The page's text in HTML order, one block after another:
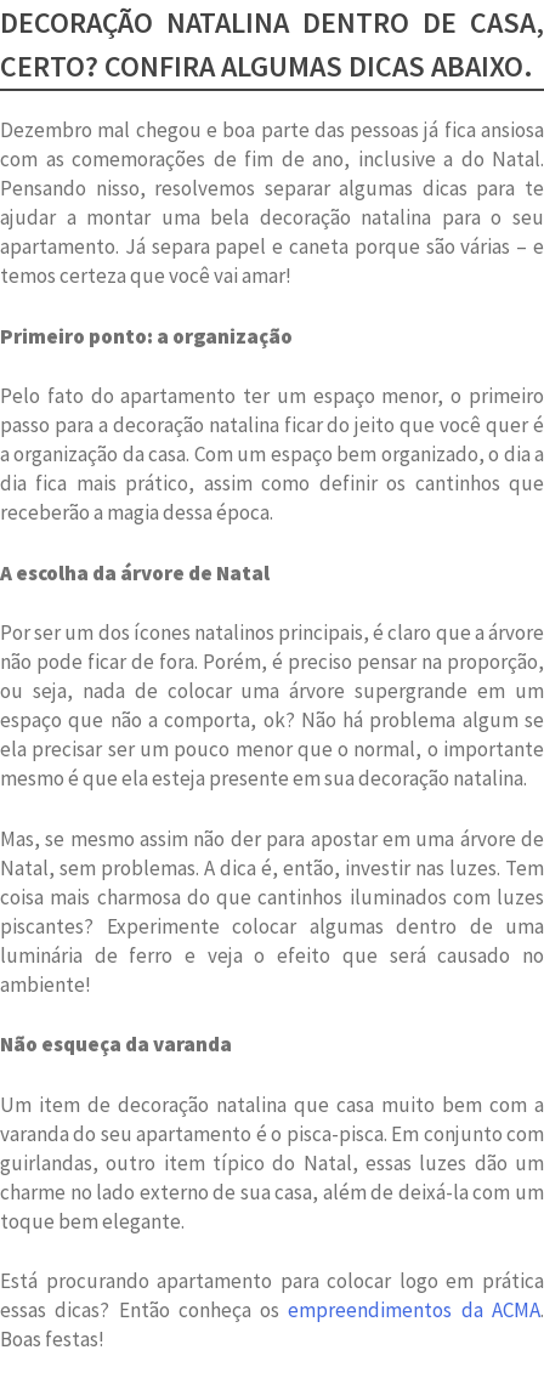
DECORAÇÃO NATALINA DENTRO DE CASA,
CERTO? CONFIRA ALGUMAS DICAS ABAIXO.
Dezembro mal chegou e boa parte das pessoas já fica ansiosa
com as comemorações de fim de ano, inclusive a do Natal.
Pensando nisso, resolvemos separar algumas dicas para te
ajudar a montar uma bela decoração natalina para o seu
apartamento. Já separa papel e caneta porque são várias – e
temos certeza que você vai amar!
Primeiro ponto: a organização
Pelo fato do apartamento ter um espaço menor, o primeiro
passo para a decoração natalina ficar do jeito que você quer é
a organização da casa. Com um espaço bem organizado, o dia a
dia fica mais prático, assim como definir os cantinhos que
receberão a magia dessa época.
A escolha da árvore de Natal
Por ser um dos ícones natalinos principais, é claro que a árvore
não pode ficar de fora. Porém, é preciso pensar na proporção,
ou seja, nada de colocar uma árvore supergrande em um
espaço que não a comporta, ok? Não há problema algum se
ela precisar ser um pouco menor que o normal, o importante
mesmo é que ela esteja presente em sua decoração natalina.
Mas, se mesmo assim não der para apostar em uma árvore de
Natal, sem problemas. A dica é, então, investir nas luzes. Tem
coisa mais charmosa do que cantinhos iluminados com luzes
piscantes? Experimente colocar algumas dentro de uma
luminária de ferro e veja o efeito que será causado no
ambiente!
Não esqueça da varanda
Um item de decoração natalina que casa muito bem com a
varanda do seu apartamento é o pisca-pisca. Em conjunto com
guirlandas, outro item típico do Natal, essas luzes dão um
charme no lado externo de sua casa, além de deixá-la com um
toque bem elegante.
Está procurando apartamento para colocar logo em prática
essas dicas? Então conheça osempreendimentos da ACMA.
Boas festas!